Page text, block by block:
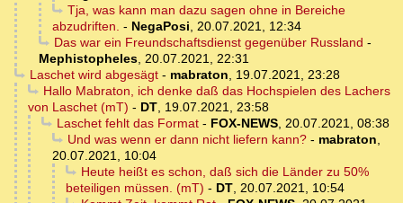
Tja, was kann man dazu sagen ohne in Bereiche
abzudriften. - NegaPosi, 20.07.2021, 12:34
Das war ein Freundschaftsdienst gegenüber Russland -
Mephistopheles, 20.07.2021, 22:31
Laschet wird abgesägt- mabraton, 19.07.2021, 23:28
Hallo Mabraton, ich denke daß das Hochspielen des Lachers
von Laschet (mT) - DT, 19.07.2021, 23:58
Laschet fehlt das Format- FOX-NEWS, 20.07.2021, 08:38
Und was wenn er dann nicht liefern kann?- mabraton,
20.07.2021, 10:04
Heute heißt es schon, daß sich die Länder zu 50%
beteiligen müssen. (mT) - DT, 20.07.2021, 10:54